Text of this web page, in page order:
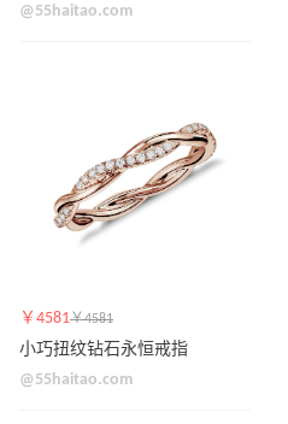
@55haitao.com
￥4581￥4581
小巧扭纹钻石永恒戒指
@55haitao.com